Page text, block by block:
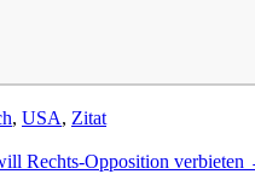
, USA, Zitat
Rechts-Opposition verbieten